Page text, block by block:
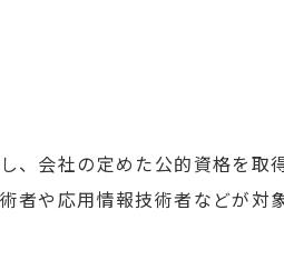
、会社の定めた公的資格を取
者や応用情報技術者などが対